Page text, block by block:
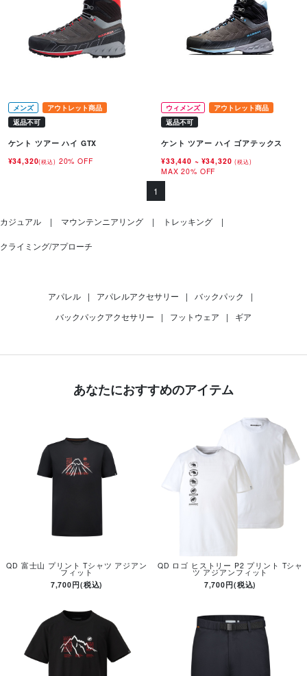
メンズ
アウトレット商品
返品不可
ケント ツアー ハイ GTX
¥34,320(税込) 20% OFF
ウィメンズ
アウトレット商品
返品不可
ケント ツアー ハイ ゴアテックス
¥33,440 ~ ¥34,320(税込)
MAX 20% OFF
1
カジュアル マウンテンニアリング トレッキング
クライミング/アプローチ
アパレル | アパレルアクセサリー | バックパック
|
バックパックアクセサリー
| フットウェア | ギア
あなたにおすすめのアイテム
QD 富士山 プリント Tシャツ アジアン
フィット
7,700円(税込)
QD ロゴ ヒストリー P2 プリント Tシャ
ツ アジアンフィット
7,700円(税込)